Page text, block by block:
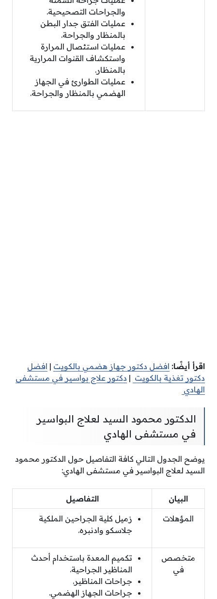
والجراحات التصحيحية.
عمليات الفتق جدار البطن
بالمنظار والجراحة.
عمليات استئصال المرارة
واستكشاف القنوات المرارية
بالمنظار.
عمليات الطوارئ في الجهاز
الهضمي بالمنظار والجراحة.
اقرأ أيضًا: افضل دكتور جهاز هضمي بالكويت | افضل
دكتور تغذية بالكويت | دكتور علاج بواسير في مستشفى
الهادي
الدكتور محمود السيد لعلاج البواسير
في مستشفى الهادي
يوضح الجدول التالي كافة التفاصيل حول الدكتور محمود
السيد لعلاج البواسير في مستشفى الهادي:
البيان التفاصيل
المؤهلات
زميل كلية الجراحين الملكية
جلاسكو وادنبره.
متخصص
في
تكميم المعدة باستخدام أحدث
المناظير الجراحية.
جراحات المناظير.
جراحات الجهاز الهضمي.